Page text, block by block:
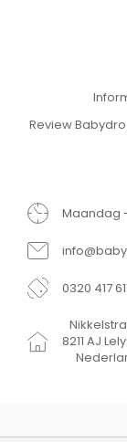
Review
Maandag
0320 417
8211 AJ